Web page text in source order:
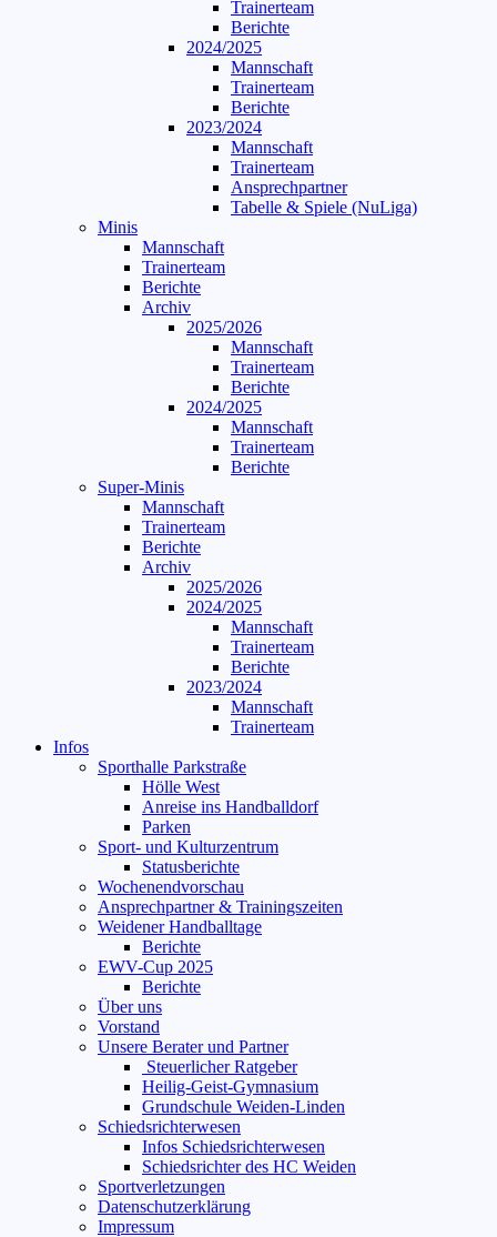
Trainerteam
Berichte
2024/2025
Mannschaft
Trainerteam
Berichte
2023/2024
Mannschaft
Trainerteam
Ansprechpartner
Tabelle & Spiele (NuLiga)
Minis
Mannschaft
Trainerteam
Berichte
Archiv
2025/2026
Mannschaft
Trainerteam
Berichte
2024/2025
Mannschaft
Trainerteam
Berichte
Super-Minis
Mannschaft
Trainerteam
Berichte
Archiv
2025/2026
2024/2025
Mannschaft
Trainerteam
Berichte
2023/2024
Mannschaft
Trainerteam
Infos
Sporthalle Parkstraße
Hölle West
Anreise ins Handballdorf
Parken
Sport- und Kulturzentrum
Statusberichte
Wochenendvorschau
Ansprechpartner & Trainingszeiten
Weidener Handballtage
Berichte
EWV-Cup 2025
Berichte
Über uns
Vorstand
Unsere Berater und Partner
Steuerlicher Ratgeber
Heilig-Geist-Gymnasium
Grundschule Weiden-Linden
Schiedsrichterwesen
Infos Schiedsrichterwesen
Schiedsrichter des HC Weiden
Sportverletzungen
Datenschutzerklärung
Impressum